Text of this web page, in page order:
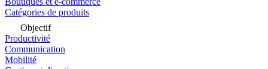
Catégories de produits
Objectif
Productivité
Communication
Mobilité